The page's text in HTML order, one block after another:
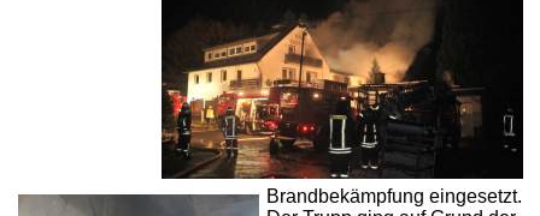
Brandbekämpfung eingesetzt.